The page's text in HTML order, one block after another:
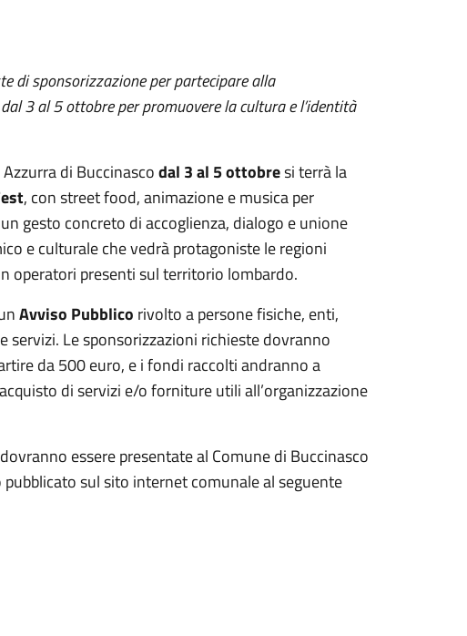
di sponsorizzazione per partecipare alla
3 al 5 ottobre per promuovere la cultura e l’identità
di Buccinascodal 3 al 5 ottobresi terrà la
, con street food, animazione e musica per
gesto concreto di accoglienza, dialogo e unione
e culturale che vedrà protagoniste le regioni
operatori presenti sul territorio lombardo.
Avviso Pubblico rivolto a persone fisiche, enti,
servizi. Le sponsorizzazioni richieste dovranno
da 500 euro, e i fondi raccolti andranno a
di servizi e/o forniture utili all’organizzazione
essere presentate al Comune di Buccinasco
sul sito internet comunale al seguente